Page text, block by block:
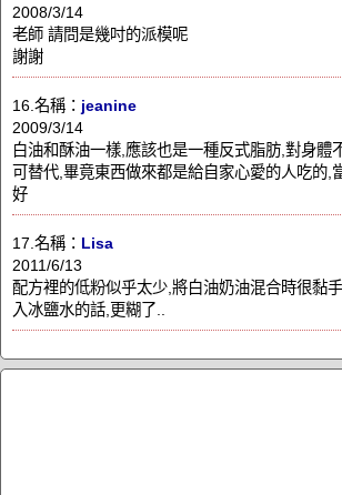
2008/3/14
老師 請問是幾吋的派模呢
謝謝
16.名稱： jeanine
2009/3/14
白油和酥油一樣,應該也是一種反式脂肪,對身體
可替代,畢竟東西做來都是給自家心愛的人吃的,
好
17.名稱： Lisa
2011/6/13
配方裡的低粉似乎太少,將白油奶油混合時很黏
入冰鹽水的話,更糊了..